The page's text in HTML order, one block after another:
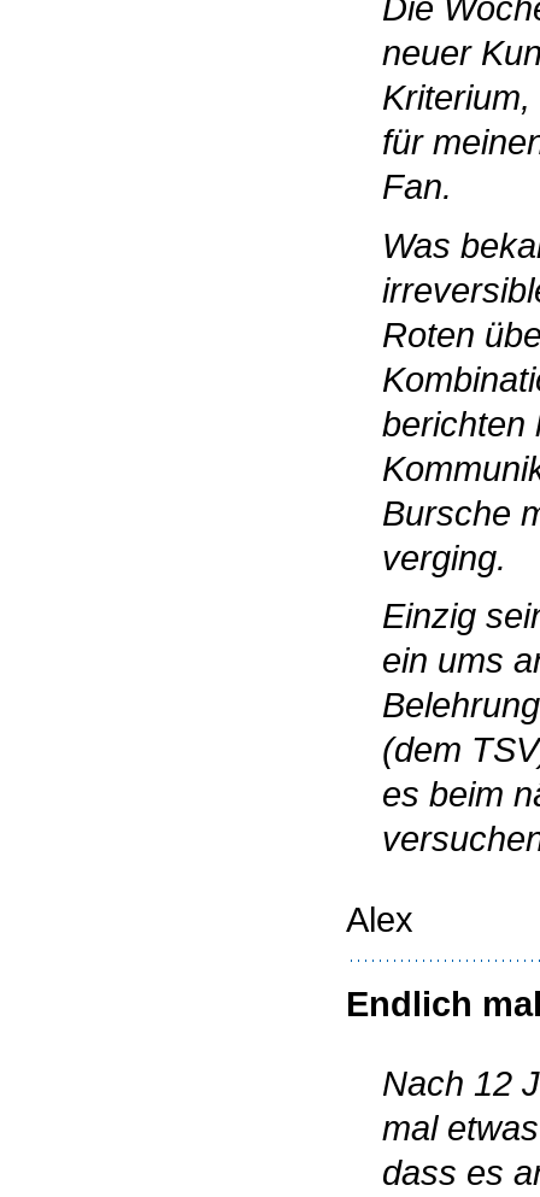
Die
neuer
für
Fan.
Was
Roten
berichten
Bursche
verging.
Einzig
ein ums
(dem
es beim
Alex
Endlich
Nach 12
mal
dass es